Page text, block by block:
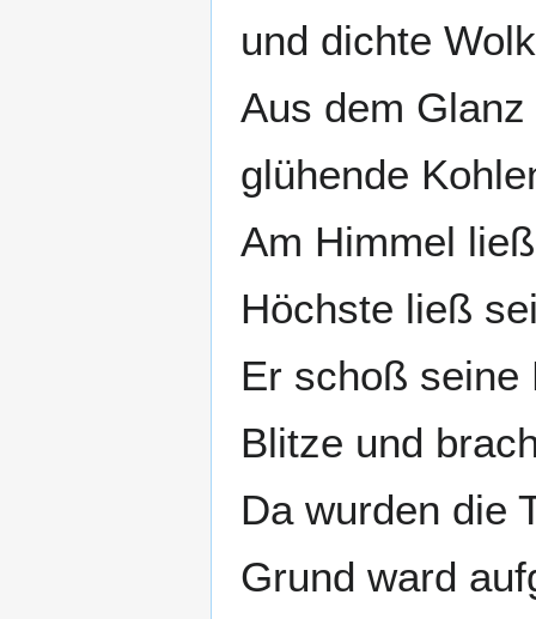
und dichte
Aus dem
glühende
Am Himmel
Höchste ließ
Er schoß seine
Blitze und
Da wurden die
Grund ward